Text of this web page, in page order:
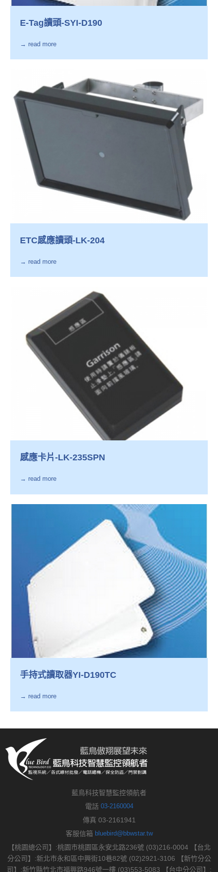
E-Tag讀頭-SYI-D190
→ read more
ETC感應讀頭-LK-204
→ read more
感應卡片-LK-235SPN
→ read more
手持式讀取器YI-D190TC
→ read more
藍鳥科技智慧監控領航者
電話 03-2160004
傳真 03-2161941
客服信箱 bluebird@bbwstar.tw
【桃園總公司】:桃園市桃園區永安北路236號 (03)216-0004 【台北
分公司】:新北市永和區中興街10巷82號 (02)2921-3106 【新竹分公
司】:新竹縣竹北市福興路946號一樓 (03)553-5083 【台中分公司】: